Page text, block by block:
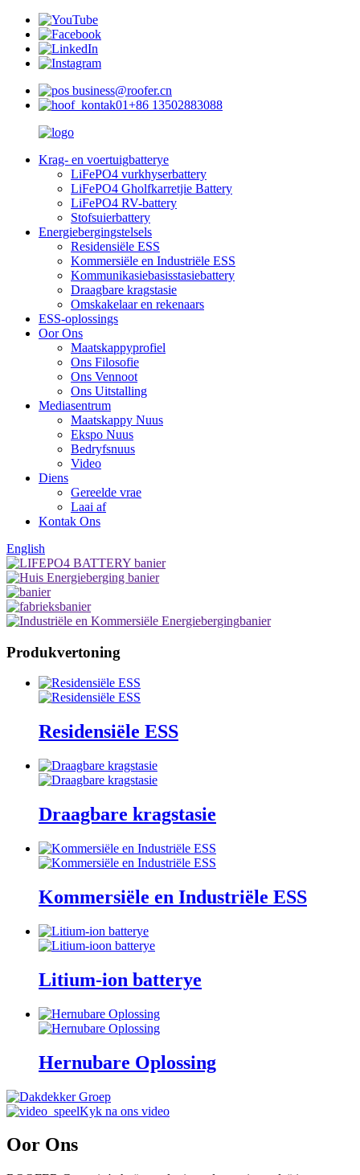
business@roofer.cn
+86 13502883088
Krag- en voertuigbatterye
LiFePO4 vurkhyserbattery
LiFePO4 Gholfkarretjie Battery
LiFePO4 RV-battery
Stofsuierbattery
Energiebergingstelsels
Residensiële ESS
Kommersiële en Industriële ESS
Kommunikasiebasisstasiebattery
Draagbare kragstasie
Omskakelaar en rekenaars
ESS-oplossings
Oor Ons
Maatskappyprofiel
Ons Filosofie
Ons Vennoot
Ons Uitstalling
Mediasentrum
Maatskappy Nuus
Ekspo Nuus
Bedryfsnuus
Video
Diens
Gereelde vrae
Laai af
Kontak Ons
English
Produkvertoning
Residensiële ESS
Draagbare kragstasie
Kommersiële en Industriële ESS
Litium-ion batterye
Hernubare Oplossing
Kyk na ons video
Oor Ons